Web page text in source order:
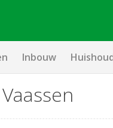
Inbouw